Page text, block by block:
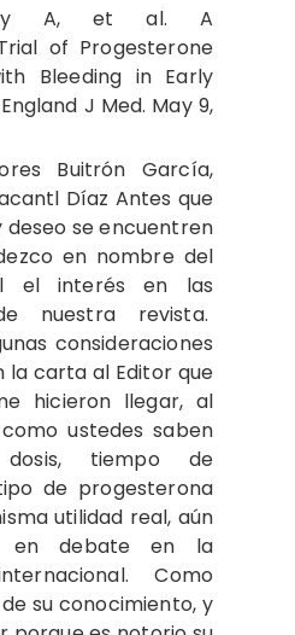
A, et al. A
of Progesterone
Bleeding in Early
J Med. May 9,
Buitrón García,
Díaz Antes que
deseo se encuentren
en nombre del
el interés en las
nuestra revista.
consideraciones
la carta al Editor que
hicieron llegar, al
ustedes saben
tiempo de
de progesterona
utilidad real, aún
en debate en la
Como
su conocimiento, y